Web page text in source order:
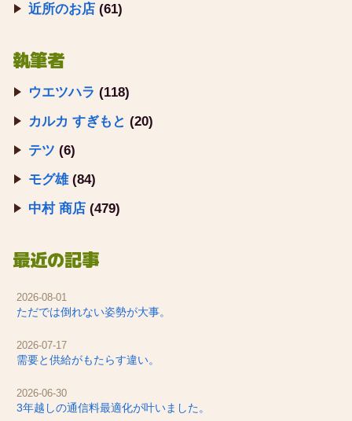
近所のお店 (61)
執筆者
ウエツハラ (118)
カルカ すぎもと (20)
テツ (6)
モグ雄(84)
中村 商店 (479)
最近の記事
2026-08-01
ただでは倒れない姿勢が大事。
2026-07-17
需要と供給がもたらす違い。
2026-06-30
3年越しの通信料最適化が叶いました。